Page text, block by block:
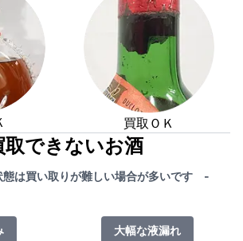
買取ＯＫ
取できないお酒
は買い取りが難しい場合が多いです -
大幅な液漏れ